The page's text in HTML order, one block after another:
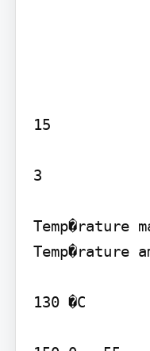
15
3
Temp�rature
Temp�rature
130 �C